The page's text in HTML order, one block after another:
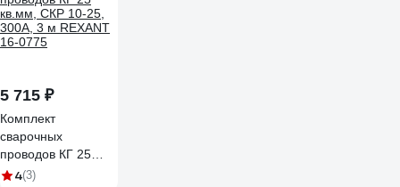
5 715 ₽
Комплект
сварочных
проводов КГ 25
кв.мм, СКР 10-25,
4(3)